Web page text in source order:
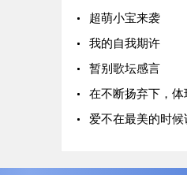
超萌小宝来袭
我的自我期许
暂别歌坛感言
在不断扬弃下，体
爱不在最美的时候说